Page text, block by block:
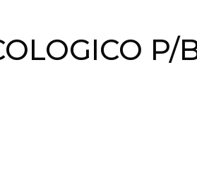
P/